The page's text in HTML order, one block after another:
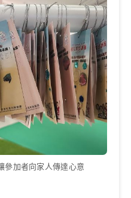
參加者向家人傳達心意